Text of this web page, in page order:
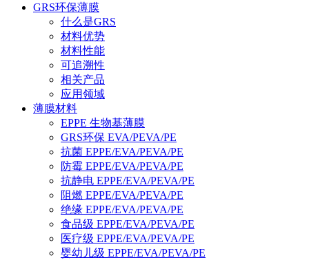
GRS环保薄膜
什么是GRS
材料优势
材料性能
可追溯性
相关产品
应用领域
薄膜材料
EPPE 生物基薄膜
GRS环保 EVA/PEVA/PE
抗菌 EPPE/EVA/PEVA/PE
防霉 EPPE/EVA/PEVA/PE
抗静电 EPPE/EVA/PEVA/PE
阻燃 EPPE/EVA/PEVA/PE
绝缘 EPPE/EVA/PEVA/PE
食品级 EPPE/EVA/PEVA/PE
医疗级 EPPE/EVA/PEVA/PE
婴幼儿级 EPPE/EVA/PEVA/PE